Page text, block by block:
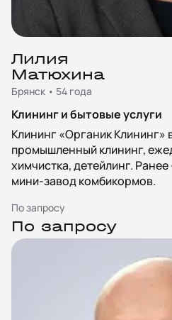
Лилия
Матюхина
Брянск • 54 года
Клининг и бытовые услуги
Клининг «Органик Клининг»
промышленный клининг,
химчистка, детейлинг.
мини-завод комбикормов.
По запросу
По запросу